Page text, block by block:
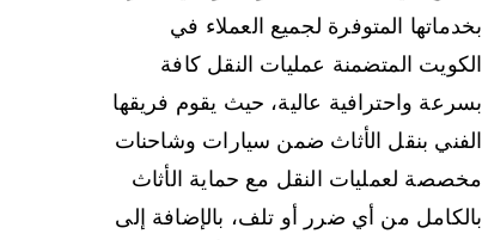
بخدماتها المتوفرة لجميع العملاء في
الكويت المتضمنة عمليات النقل كافة
بسرعة واحترافية عالية، حيث يقوم فريقها
الفني بنقل الأثاث ضمن سيارات وشاحنات
مخصصة لعمليات النقل مع حماية الأثاث
بالكامل من أي ضرر أو تلف، بالإضافة إلى